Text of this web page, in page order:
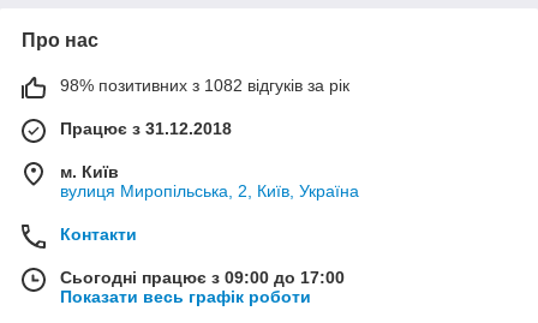
Про нас
98% позитивних з 1082 відгуків за рік
Працює з 31.12.2018
м. Київ
вулиця Миропільська, 2, Київ, Україна
Контакти
Сьогодні працює з 09:00 до 17:00
Показати весь графік роботи